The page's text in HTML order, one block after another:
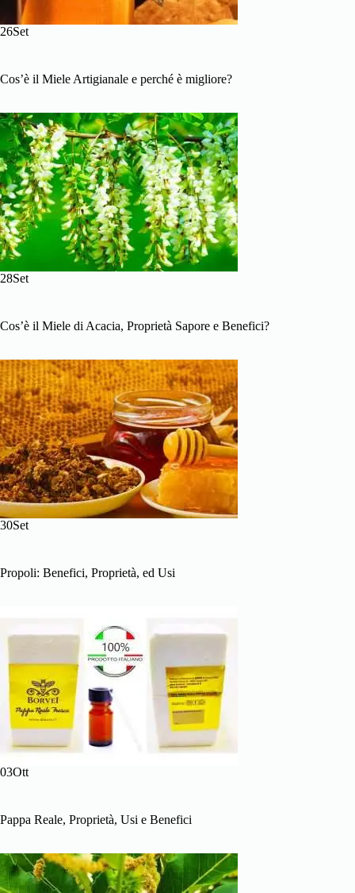
26Set
Cos’è il Miele Artigianale e perché è migliore?
28Set
Cos’è il Miele di Acacia, Proprietà Sapore e Benefici?
30Set
Propoli: Benefici, Proprietà, ed Usi
03Ott
Pappa Reale, Proprietà, Usi e Benefici